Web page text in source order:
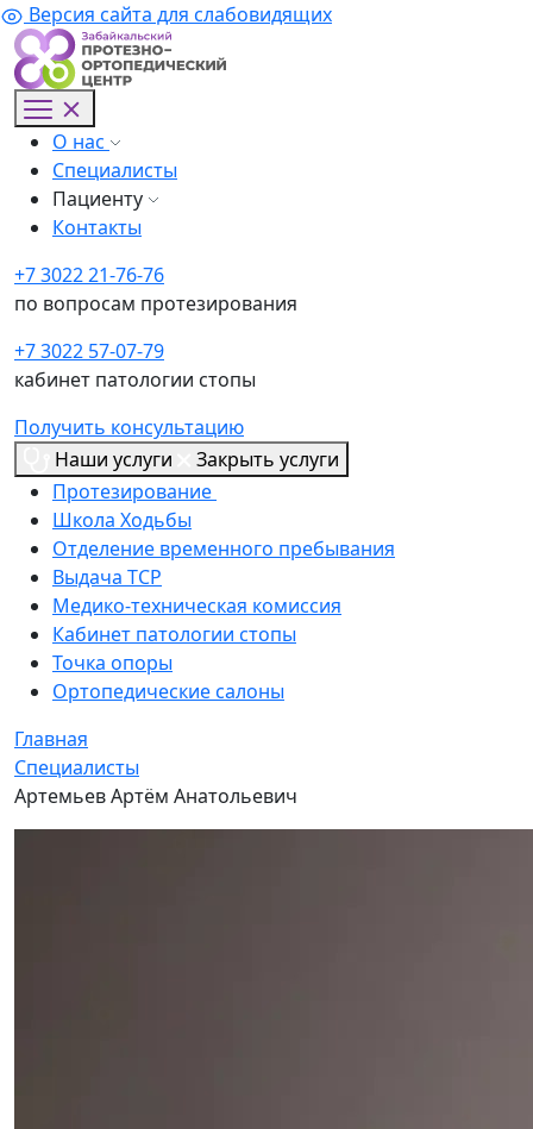
Версия сайта для слабовидящих
О нас
Специалисты
Пациенту
Контакты
+7 3022 21-76-76
по вопросам протезирования
+7 3022 57-07-79
кабинет патологии стопы
Получить консультацию
Наши услуги
Закрыть услуги
Протезирование
Школа Ходьбы
Отделение временного пребывания
Выдача ТСР
Медико-техническая комиссия
Кабинет патологии стопы
Точка опоры
Ортопедические салоны
Главная
Специалисты
Артемьев Артём Анатольевич